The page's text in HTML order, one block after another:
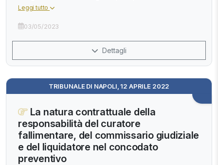
Leggi tutto
03/05/2023
Dettagli
TRIBUNALE DI NAPOLI, 12 APRILE 2022
La natura contrattuale della
responsabilità del curatore
fallimentare, del commissario giudiziale
e del liquidatore nel concodato
preventivo